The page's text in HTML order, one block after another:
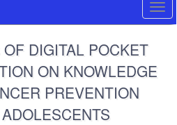
DIGITAL POCKET
ON KNOWLEDGE
PREVENTION